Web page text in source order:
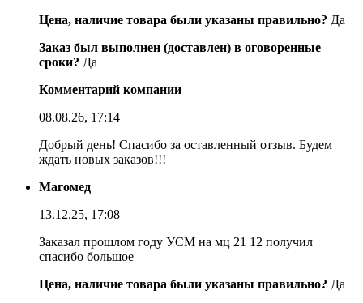
Цена, наличие товара были указаны правильно? Да
Заказ был выполнен (доставлен) в оговоренные
сроки? Да
Комментарий компании
08.08.26, 17:14
Добрый день! Спасибо за оставленный отзыв. Будем
ждать новых заказов!!!
Магомед
13.12.25, 17:08
Заказал прошлом году УСМ на мц 21 12 получил
спасибо большое
Цена, наличие товара были указаны правильно? Да